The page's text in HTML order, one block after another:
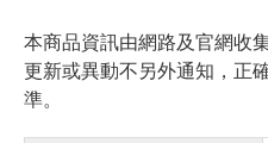
本商品資訊由網路及官網收
更新或異動不另外通知，正
準。